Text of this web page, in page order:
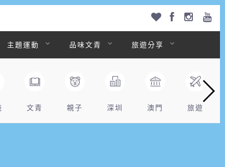
主題運動 品味文青 旅遊分享
文青 親子 深圳 澳門 旅遊